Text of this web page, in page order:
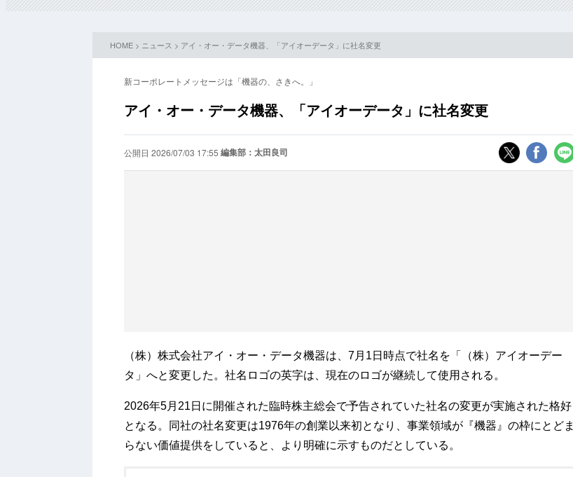
HOME > ニュース > アイ・オー・データ機器、「アイオーデータ」に社名変更
新コーポレートメッセージは「機器の、さきへ。」
アイ・オー・データ機器、「アイオーデータ」に社名変更
公開日 2026/07/03 17:55 編集部：太田良司
（株）株式会社アイ・オー・データ機器は、7月1日時点で社名を「（株）アイオーデー
タ」へと変更した。社名ロゴの英字は、現在のロゴが継続して使用される。
2026年5月21日に開催された臨時株主総会で予告されていた社名の変更が実施された格好
となる。同社の社名変更は1976年の創業以来初となり、事業領域が『機器』の枠にとどま
らない価値提供をしていると、より明確に示すものだとしている。